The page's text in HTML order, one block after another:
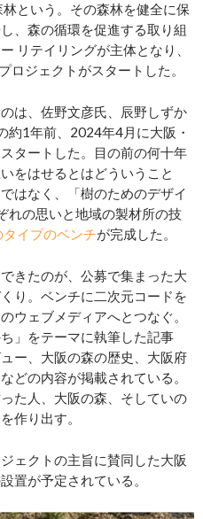
という。その森林を健全に保
、森の循環を促進する取り組
リテイリングが主体となり、
ロジェクトがスタートした。
は、佐野文彦氏、辰野しずか
約1年前、2024年4月に大阪・
タートした。目の前の何十年
をはせるとはどういうこと
はなく、「樹のためのデザイ
の思いと地域の製材所の技
イプのベンチが完成した。
きたのが、公募で集まった大
り。ベンチに二次元コードを
ウェブメディアへとつなぐ。
」をテーマに執筆した記事
ー、大阪の森の歴史、大阪府
どの内容が掲載されている。
た人、大阪の森、そしていの
作り出す。
ェクトの主旨に賛同した大阪
置が予定されている。